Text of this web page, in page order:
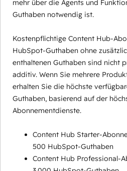
mehr über die Agents und
Guthaben notwendig ist.
Kostenpflichtige Content Hub-
HubSpot-Guthaben ohne
enthaltenen Guthaben sind nicht
additiv. Wenn Sie mehrere
erhalten Sie die höchste
Guthaben, basierend auf der
Abonnementdienste.
Content Hub Starter-
500 HubSpot-Guthaben
Content Hub Professional-